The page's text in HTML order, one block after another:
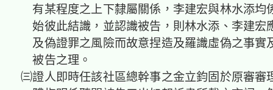
有某程度之上下隸屬關係，李建宏與林水添均
始彼此結識，並認識被告，則林水添、李建宏
及偽證罪之風險而故意捏造及羅識虛偽之事實
被告之理。
㈢證人即時任該社區總幹事之金立鈞固於原審審